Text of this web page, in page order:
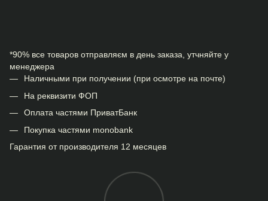
*90% все товаров отправляєм в день заказа, утчняйте у
менеджера
Наличными при получении (при осмотре на почте)
На реквизити ФОП
Оплата частями ПриватБанк
Покупка частями monobank
Гарантия от производителя 12 месяцев